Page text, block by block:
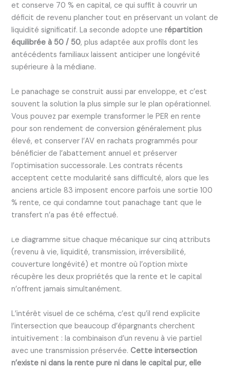
et conserve 70 % en capital, ce qui suffit à couvrir un
déficit de revenu plancher tout en préservant un volant de
liquidité significatif. La seconde adopte unerépartition
équilibrée à 50 / 50, plus adaptée aux profils dont les
antécédents familiaux laissent anticiper une longévité
supérieure à la médiane.
Le panachage se construit aussi par enveloppe, et c’est
souvent la solution la plus simple sur le plan opérationnel.
Vous pouvez par exemple transformer le PER en rente
pour son rendement de conversion généralement plus
élevé, et conserver l’AV en rachats programmés pour
bénéficier de l’abattement annuel et préserver
l’optimisation successorale. Les contrats récents
acceptent cette modularité sans difficulté, alors que les
anciens article 83 imposent encore parfois une sortie 100
% rente, ce qui condamne tout panachage tant que le
transfert n’a pas été effectué.
Le diagramme situe chaque mécanique sur cinq attributs
(revenu à vie, liquidité, transmission, irréversibilité,
couverture longévité) et montre où l’option mixte
récupère les deux propriétés que la rente et le capital
n’offrent jamais simultanément.
L’intérêt visuel de ce schéma, c’est qu’il rend explicite
l’intersection que beaucoup d’épargnants cherchent
intuitivement : la combinaison d’un revenu à vie partiel
avec une transmission préservée.Cette intersection
n’existe ni dans la rente pure ni dans le capital pur, elle